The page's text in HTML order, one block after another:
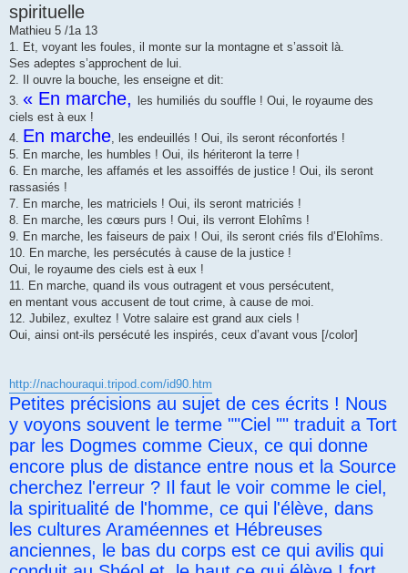
spirituelle
Mathieu 5 /1a 13
1. Et, voyant les foules, il monte sur la montagne et s’assoit là.
Ses adeptes s’approchent de lui.
2. Il ouvre la bouche, les enseigne et dit:
3. « En marche,
les humiliés du souffle ! Oui, le royaume des
ciels est à eux !
4. En marche, les endeuillés ! Oui, ils seront réconfortés !
5. En marche, les humbles ! Oui, ils hériteront la terre !
6. En marche, les affamés et les assoiffés de justice ! Oui, ils seront
rassasiés !
7. En marche, les matriciels ! Oui, ils seront matriciés !
8. En marche, les cœurs purs ! Oui, ils verront Elohîms !
9. En marche, les faiseurs de paix ! Oui, ils seront criés fils d’Elohîms.
10. En marche, les persécutés à cause de la justice !
Oui, le royaume des ciels est à eux !
11. En marche, quand ils vous outragent et vous persécutent,
en mentant vous accusent de tout crime, à cause de moi.
12. Jubilez, exultez ! Votre salaire est grand aux ciels !
Oui, ainsi ont-ils persécuté les inspirés, ceux d’avant vous [/color]
http://nachouraqui.tripod.com/id90.htm
Petites précisions au sujet de ces écrits ! Nous
y voyons souvent le terme ""Ciel "" traduit a Tort
par les Dogmes comme Cieux, ce qui donne
encore plus de distance entre nous et la Source
cherchez l'erreur ? Il faut le voir comme le ciel,
la spiritualité de l'homme, ce qui l'élève, dans
les cultures Araméennes et Hébreuses
anciennes, le bas du corps est ce qui avilis qui